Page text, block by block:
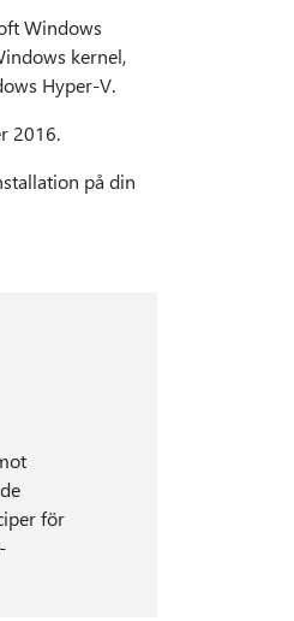
Windows
kernel,
Hyper-V.
2016.
på din
för